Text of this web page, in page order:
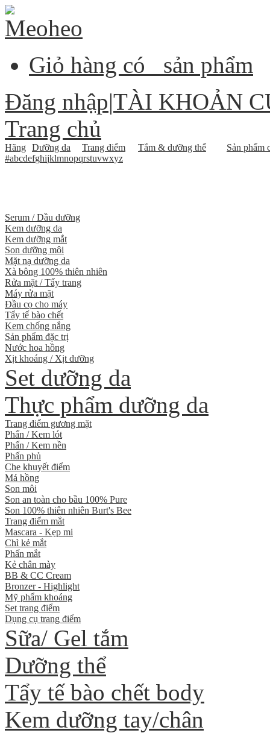
Giỏ hàng có
sản phẩm
Đăng nhập|TÀI KHOẢN
Trang chủ
Hãng Dưỡng da Trang điểm Tắm & dưỡng thể
Sản phẩm
#abcdefghijklmnopqrstuvwxyz
Serum / Dầu dưỡng
Kem dưỡng da
Kem dưỡng mắt
Son dưỡng môi
Mặt nạ dưỡng da
Xà bông 100% thiên nhiên
Rửa mặt / Tẩy trang
Máy rửa mặt
Đầu cọ cho máy
Tẩy tế bào chết
Kem chống nắng
Sản phẩm đặc trị
Nước hoa hồng
Xịt khoáng / Xịt dưỡng
Set dưỡng da
Thực phẩm dưỡng da
Trang điểm gương mặt
Phấn / Kem lót
Phấn / Kem nền
Phấn phủ
Che khuyết điểm
Má hồng
Son môi
Son an toàn cho bầu 100% Pure
Son 100% thiên nhiên Burt's Bee
Trang điểm mắt
Mascara - Kẹp mi
Chì kẻ mắt
Phấn mắt
Kẻ chân mày
BB & CC Cream
Bronzer - Highlight
Mỹ phẩm khoáng
Set trang điểm
Dụng cụ trang điểm
Sữa/ Gel tắm
Dưỡng thể
Tẩy tế bào chết body
Kem dưỡng tay/chân